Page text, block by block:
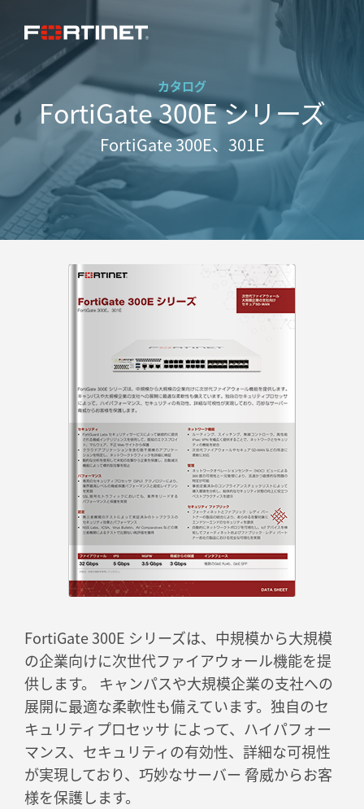
カタログ
FortiGate 300E シリーズ
FortiGate 300E、301E
FortiGate 300E シリーズは、中規模から大規模
の企業向けに次世代ファイアウォール機能を提
供します。 キャンパスや大規模企業の支社への
展開に最適な柔軟性も備えています。独自のセ
キュリティプロセッサ によって、ハイパフォー
マンス、セキュリティの有効性、詳細な可視性
が実現しており、巧妙なサーバー 脅威からお客
様を保護します。